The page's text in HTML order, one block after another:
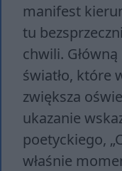
manifest
tu
chwili.
światło, które
zwiększa
ukazanie
poetyckiego,
właśnie